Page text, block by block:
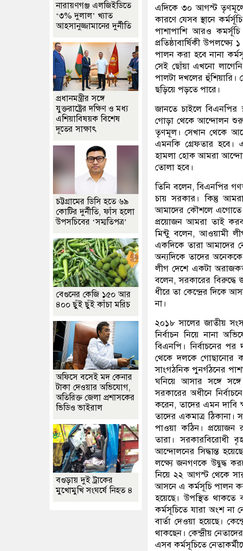
এদিকে ৩০ আগস্ট তৃণমূলে
কারণে যেসব স্থানে
পাশাপাশি আরও
প্রতিষ্ঠাবার্ষিকী
পালন করা হবে নানা
সেই ছোঁয়া এখনো
পালটা দখলের হুঁশিয়ারি।
ছড়িয়ে পড়তে পারে।
জানতে চাইলে
গোড়া থেকে আন্দোলন শুরু
তৃণমূল। সেখান থেকে
এমনকি গ্রেফতার হবে।
হামলা হোক আমরা
তোলা হবে।
তিনি বলেন, বিএনপির
চায় সরকার। কিন্তু
আমাদের কৌশলে এগোতে
প্রয়োজন আমরা তাই
মিন্টু বলেন, আওয়ামী
একদিকে তারা আমাদের
অন্যদিকে তাদের অনেককে
লীগ দেশে একটা
বলেন, সরকারের
ধীরে তা কেন্দ্রের দিকে
না।
২০১৮ সালের জাতীয়
নির্বাচন নিয়ে নানা
বিএনপি। নির্বাচনের
থেকে দলকে গোছানোর
সাংগঠনিক পুনর্গঠনের
ঘনিয়ে আসার সঙ্গে
সরকারের অধীনে
করেন, তাদের এমন দাবি
তাদের একমাত্র
পাওয়া কঠিন। প্রয়োজন
তারা। সরকারবিরোধী
আন্দোলনের সিদ্ধান্ত
লক্ষ্যে জনগণকে উদ্বুদ্ধ
নিয়ে ২২ আগস্ট থেকে
আসনে এ কর্মসূচি পালন করা
হয়েছে। উপস্থিত থাকতে
কর্মসূচিতে যারা অংশ না
বার্তা দেওয়া হয়েছে।
থাকছেন। কেন্দ্রীয়
এসব কর্মসূচিতে
নারায়ণগঞ্জ এলজিইডিতে
‘৩% দুলাল’ খ্যাত
আহসানুজ্জামানের দুর্নীতি
প্রধানমন্ত্রীর সঙ্গে
যুক্তরাষ্ট্রের দক্ষিণ ও মধ্য
এশিয়াবিষয়ক বিশেষ
দূতের সাক্ষাৎ
চট্টগ্রামের ডিসি হতে ৬৯
কোটির দুর্নীতি, ফাঁস হলো
উপসচিবের ‘সম্মতিপত্র’
বেগুনের কেজি ১৫০ আর
৪০০ ছুঁই ছুঁই কাঁচা মরিচ
অফিসে বসেই মদ কেনার
টাকা দেওয়ার অভিযোগ,
অতিরিক্ত জেলা প্রশাসকের
ভিডিও ভাইরাল
বগুড়ায় দুই ট্রাকের
মুখোমুখি সংঘর্ষে নিহত ৪